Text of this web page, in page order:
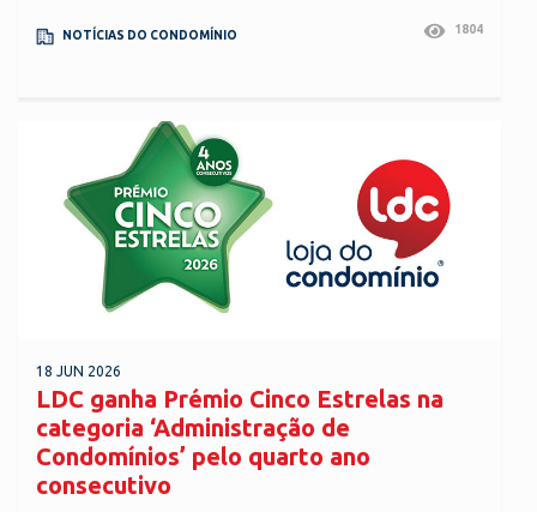
NOTÍCIAS DO CONDOMÍNIO 1804
18 JUN 2026
LDC ganha Prémio Cinco Estrelas na
categoria ‘Administração de
Condomínios’ pelo quarto ano
consecutivo